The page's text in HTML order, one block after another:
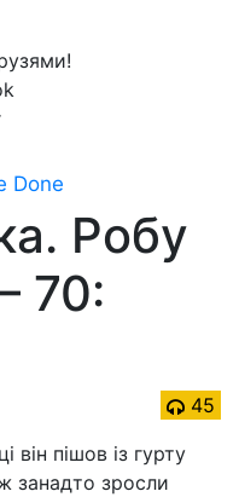
Done
Робу
70:
45
він пішов із гурту
занадто зросли